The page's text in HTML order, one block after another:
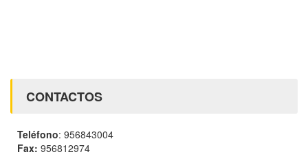
CONTACTOS
Teléfono: 956843004
Fax: 956812974